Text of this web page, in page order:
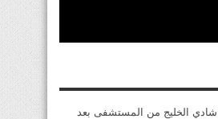
الخليج من المستشفى بعد